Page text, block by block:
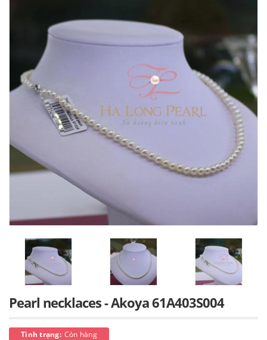
Pearl necklaces - Akoya 61A403S004
Tình trạng: Còn hàng